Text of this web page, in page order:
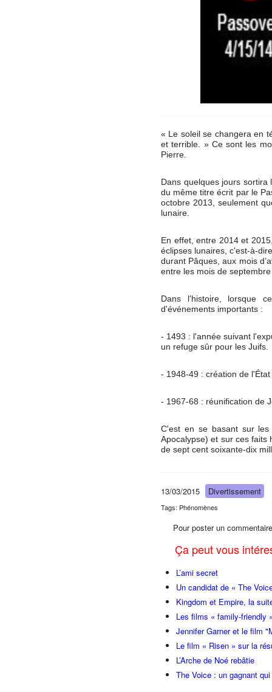
« Le soleil se changera en
et terrible. » Ce sont les
Pierre.
Dans quelques jours
du même titre écrit par le
octobre 2013, seulement
lunaire.
En effet, entre 2014 et
éclipses lunaires, c'est-à-
durant Pâques, aux mois
entre les mois de
Dans l'histoire, lorsque
d'événements importants :
- 1493 : l'année suivant
un refuge sûr pour les Juifs.
- 1948-49 : création de
- 1967-68 : réunification de
C'est en se basant sur
Apocalypse) et sur ces faits
de sept cent soixante-dix
13/03/2015 Divertissement
Tags: Phénomènes
Pour poster un
Ça peut vous
L’ami secret
Un candidat de « The
Kingdom et Empire, la
Les films « family-friendly
Jennifer Garner et le film
Le film « Risen » sur la
L’Arche de Noé rebâtie
The Voice : un gagnant